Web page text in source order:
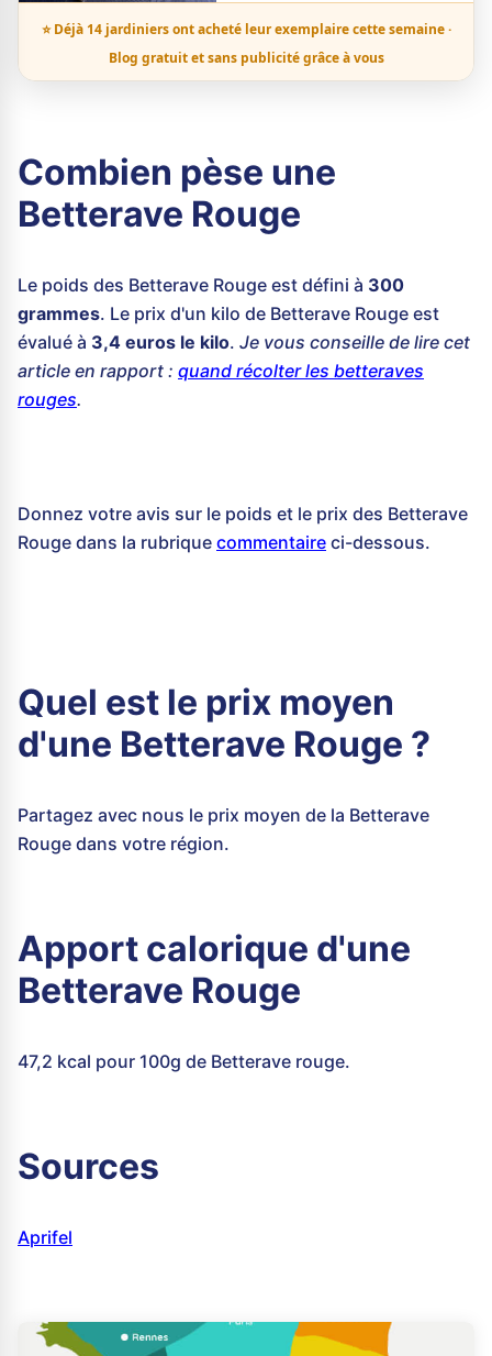
⭐ Déjà 14 jardiniers ont acheté leur exemplaire cette semaine ·
Blog gratuit et sans publicité grâce à vous
Combien pèse une
Betterave Rouge
Le poids des Betterave Rouge est défini à 300
grammes. Le prix d'un kilo de Betterave Rouge est
évalué à 3,4 euros le kilo. Je vous conseille de lire cet
article en rapport : quand récolter les betteraves
rouges.
Donnez votre avis sur le poids et le prix des Betterave
Rouge dans la rubrique commentaire ci-dessous.
Quel est le prix moyen
d'une Betterave Rouge ?
Partagez avec nous le prix moyen de la Betterave
Rouge dans votre région.
Apport calorique d'une
Betterave Rouge
47,2 kcal pour 100g de Betterave rouge.
Sources
Aprifel